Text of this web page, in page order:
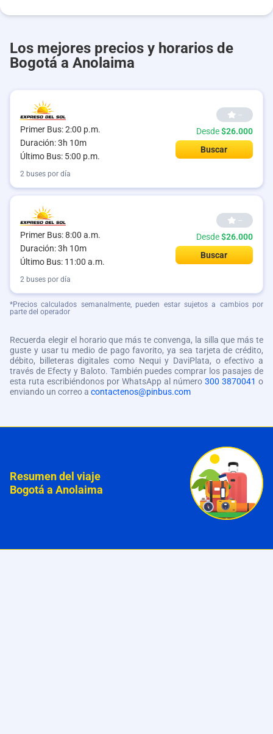
Los mejores precios y horarios de
Bogotá a Anolaima
Primer Bus: 2:00 p.m.
Duración: 3h 10m
Último Bus: 5:00 p.m.
--
Desde$26.000
Buscar
2 buses por día
Primer Bus: 8:00 a.m.
Duración: 3h 10m
Último Bus: 11:00 a.m.
--
Desde$26.000
Buscar
2 buses por día
*Precios calculados semanalmente, pueden estar sujetos a cambios por
parte del operador
Recuerda elegir el horario que más te convenga, la silla que más te
guste y usar tu medio de pago favorito, ya sea tarjeta de crédito,
débito, billeteras digitales como Nequi y DaviPlata, o efectivo a
través de Efecty y Baloto. También puedes comprar los pasajes de
esta ruta escribiéndonos por WhatsApp al número 300 3870041 o
enviando un correo a contactenos@pinbus.com
Resumen del viaje
Bogotá a Anolaima